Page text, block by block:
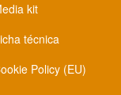
kit
técnica
Policy (EU)